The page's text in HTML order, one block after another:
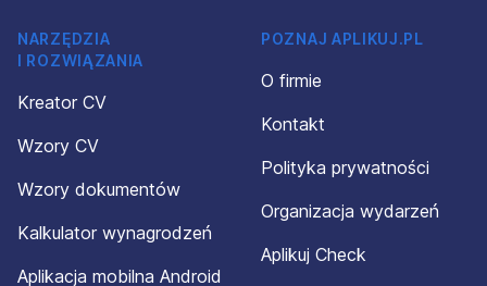
NARZĘDZIA
I ROZWIĄZANIA
Kreator CV
Wzory CV
Wzory dokumentów
Kalkulator wynagrodzeń
Aplikacja mobilna Android
POZNAJ APLIKUJ.PL
O firmie
Kontakt
Polityka prywatności
Organizacja wydarzeń
Aplikuj Check